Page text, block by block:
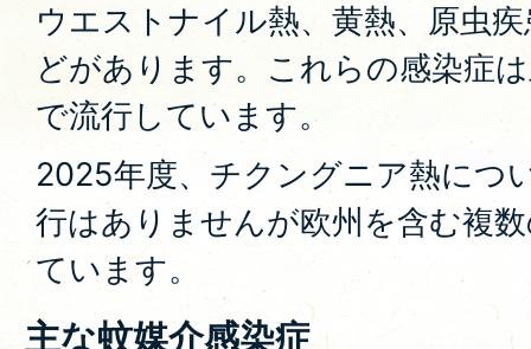
ウエストナイル熱、黄熱、原虫
どがあります。これらの感染症
で流行しています。
2025年度、チクングニア熱につ
行はありませんが欧州を含む複
ています。
主な蚊媒介感染症